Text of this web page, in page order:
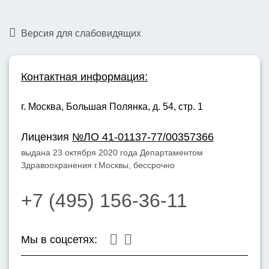
Версия для слабовидящих
Контактная информация:
г. Москва, Большая Полянка, д. 54, стр. 1
Лицензия №ЛО 41-01137-77/00357366
выдана 23 октября 2020 года Департаментом
Здравоохранения г.Москвы, бессрочно
+7 (495) 156-36-11
Мы в соцсетях: